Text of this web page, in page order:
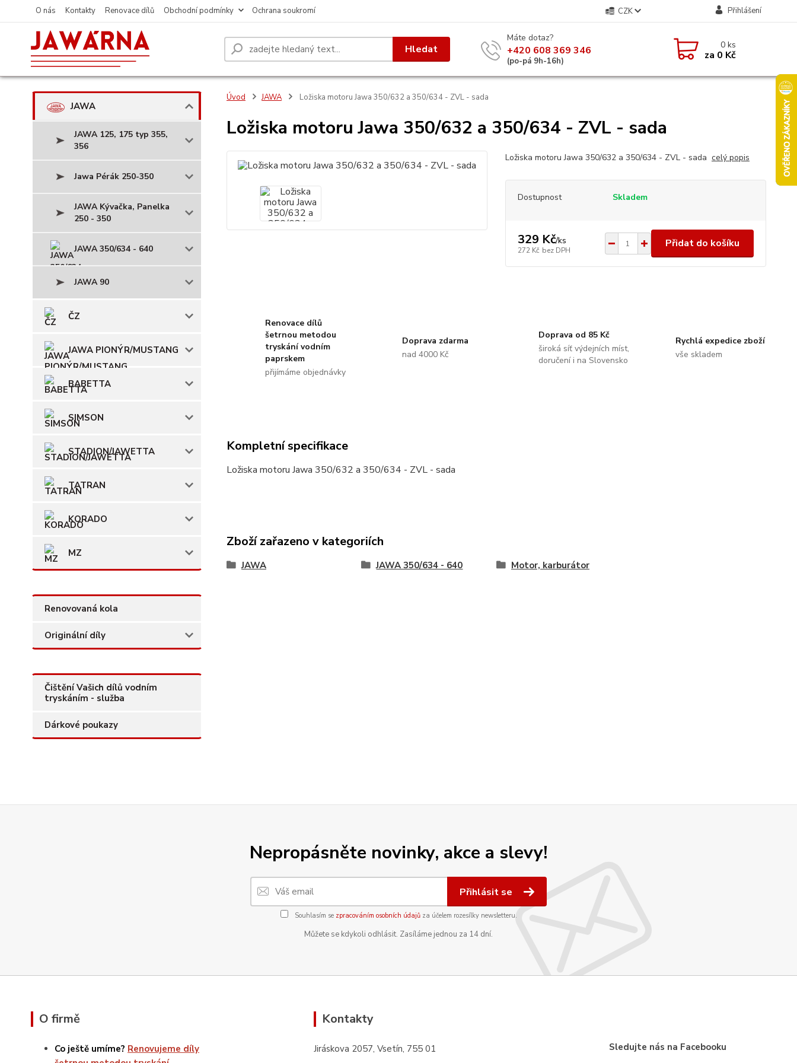
O nás Kontakty Renovace dílů Obchodní podmínky Ochrana soukromí CZK Přihlášení
Hledat
Máte dotaz?
+420 608 369 346
(po-pá 9h-16h)
0ks
za 0 Kč
JAWA
JAWA 125, 175 typ 355,
356
Jawa Pérák 250-350
JAWA Kývačka, Panelka
250 - 350
JAWA 350/634 - 640
JAWA 90
ČZ
JAWA PIONÝR/MUSTANG
BABETTA
SIMSON
STADION/JAWETTA
TATRAN
KORADO
MZ
Renovovaná kola
Originální díly
Čištění Vašich dílů vodním
tryskáním - služba
Dárkové poukazy
Úvod JAWA Ložiska motoru Jawa 350/632 a 350/634 - ZVL - sada
Ložiska motoru Jawa 350/632 a 350/634 - ZVL - sada
Ložiska motoru Jawa 350/632 a 350/634 - ZVL - sada celý popis
Dostupnost Skladem
329 Kč/ks
272 Kč bez DPH
Přidat do košíku
Renovace dílů
šetrnou metodou
tryskání vodním
paprskem
přijímáme objednávky
Doprava zdarma
nad 4000 Kč
Doprava od 85 Kč
široká síť výdejních míst,
doručení i na Slovensko
Rychlá expedice zboží
vše skladem
Kompletní specifikace
Ložiska motoru Jawa 350/632 a 350/634 - ZVL - sada
Zboží zařazeno v kategoriích
JAWA JAWA 350/634 - 640 Motor, karburátor
Nepropásněte novinky, akce a slevy!
Přihlásit se
Souhlasím se zpracováním osobních údajůza účelem rozesílky newsletteru.
Můžete se kdykoli odhlásit. Zasíláme jednou za 14 dní.
O firmě
Co ještě umíme? Renovujeme díly
Kontakty
Jiráskova 2057, Vsetín, 755 01 Sledujte nás na Facebooku